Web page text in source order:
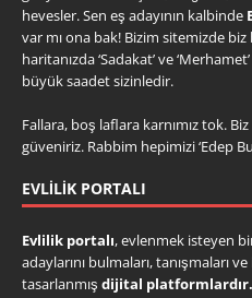
hevesler. Sen eş adayının kalbinde
var mı ona bak! Bizim sitemizde biz
haritanızda ‘Sadakat’ ve
büyük saadet sizinledir.
Fallara, boş laflara karnımız tok.
güveniriz. Rabbim hepimizi ‘Edep
EVLILIK PORTALI
Evlilik portalı, evlenmek isteyen
adaylarını bulmaları, tanışmaları
tasarlanmış dijital platformlardır.